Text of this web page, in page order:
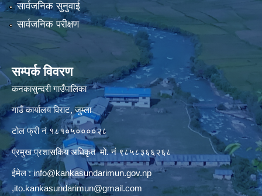
सार्वजनिक सुनुवाई
सार्वजनिक परीक्षण
सम्पर्क विवरण
कनकासुन्दरी गाउँपालिका
गाउँ कार्यालय विराट, जुम्ला
टोल फ्री नं १८१०५००००२८
प्रमुख प्रशासकिय अधिकृत मो. नं ९८५८३६६२६८
ईमेल :info@kankasundarimun.gov.np
,ito.kankasundarimun@gmail.com